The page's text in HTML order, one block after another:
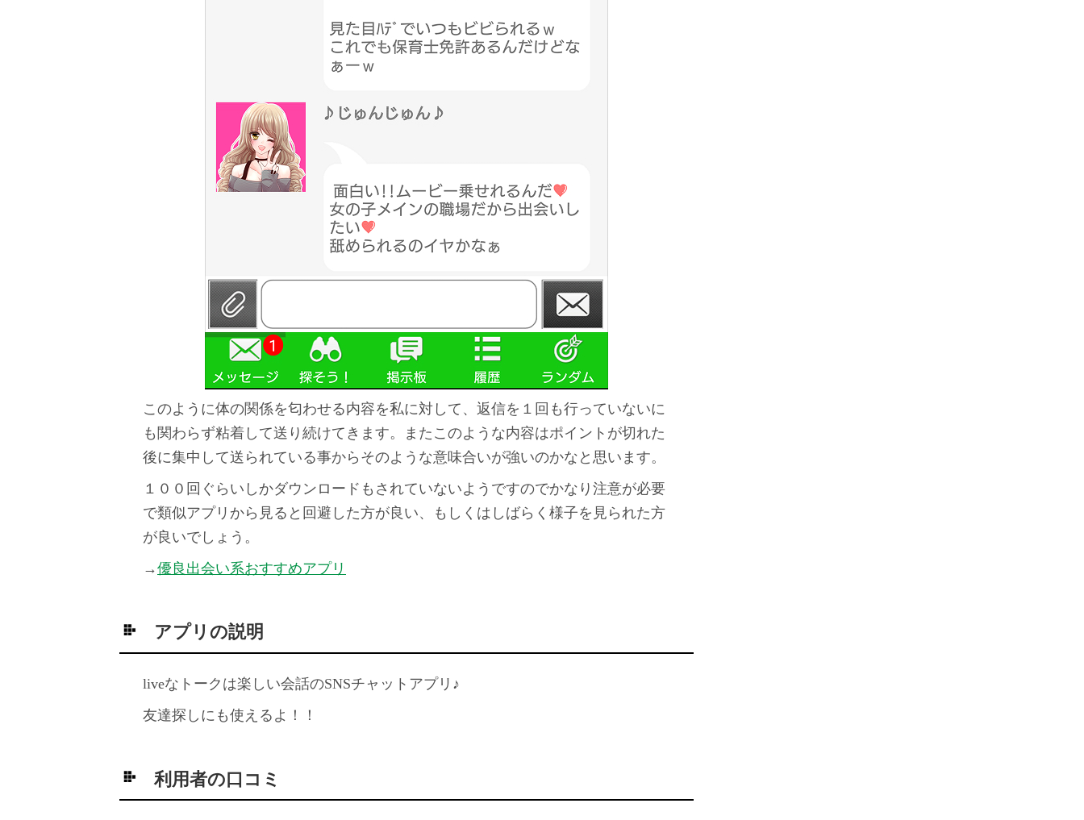
このように体の関係を匂わせる内容を私に対して、返信を１回も行っていないに
も関わらず粘着して送り続けてきます。またこのような内容はポイントが切れた
後に集中して送られている事からそのような意味合いが強いのかなと思います。
１００回ぐらいしかダウンロードもされていないようですのでかなり注意が必要
で類似アプリから見ると回避した方が良い、もしくはしばらく様子を見られた方
が良いでしょう。
→優良出会い系おすすめアプリ
アプリの説明
liveなトークは楽しい会話のSNSチャットアプリ♪
友達探しにも使えるよ！！
利用者の口コミ